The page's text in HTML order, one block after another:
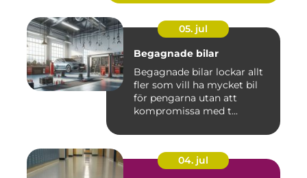
05. jul
Begagnade bilar
Begagnade bilar lockar allt
fler som vill ha mycket bil
för pengarna utan att
kompromissa med t...
04. jul